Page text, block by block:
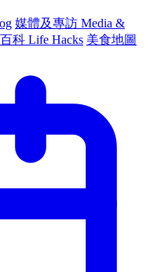
媒體及專訪 Media &
科 Life Hacks 美食地圖